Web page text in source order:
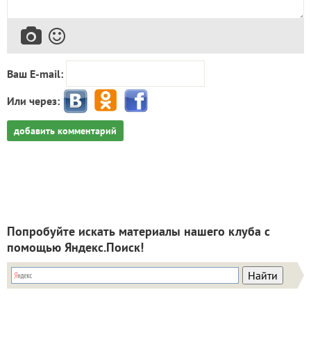
Ваш E-mail:
Или через:
добавить комментарий
Попробуйте искать материалы нашего клуба с
помощью Яндекс.Поиск!